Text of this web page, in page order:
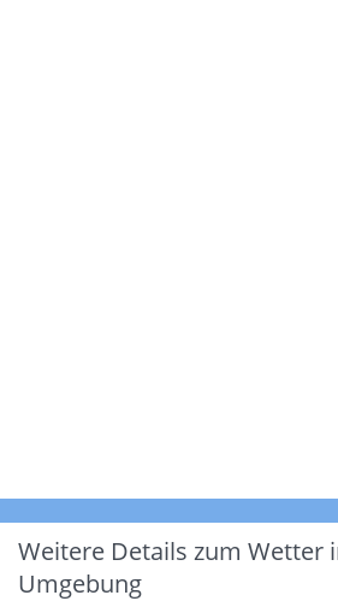
Weitere Details zum Wetter
Umgebung